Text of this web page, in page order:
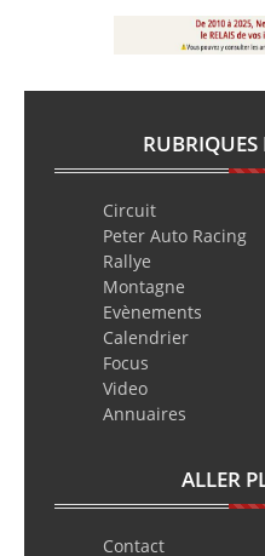
RUBRIQUES
Circuit
Peter Auto Racing
Rallye
Montagne
Evènements
Calendrier
Focus
Video
Annuaires
ALLER
Contact